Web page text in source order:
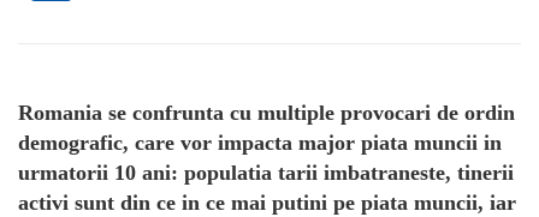
Romania se confrunta cu multiple provocari de ordin
demografic, care vor impacta major piata muncii in
urmatorii 10 ani: populatia tarii imbatraneste, tinerii
activi sunt din ce in ce mai putini pe piata muncii, iar